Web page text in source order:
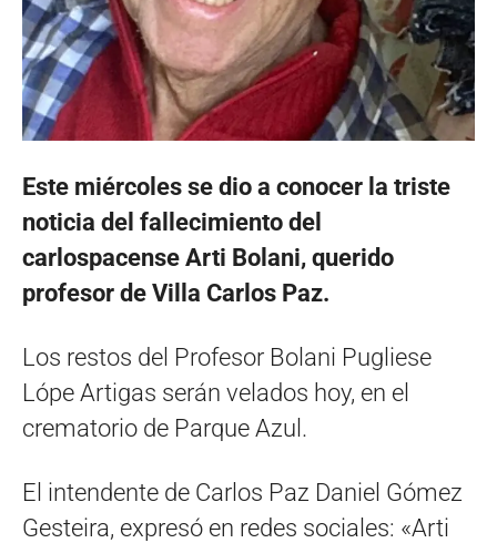
Este miércoles se dio a conocer la triste
noticia del fallecimiento del
carlospacense Arti Bolani, querido
profesor de Villa Carlos Paz.
Los restos del Profesor Bolani Pugliese
Lópe Artigas serán velados hoy, en el
crematorio de Parque Azul.
El intendente de Carlos Paz Daniel Gómez
Gesteira, expresó en redes sociales: «Arti